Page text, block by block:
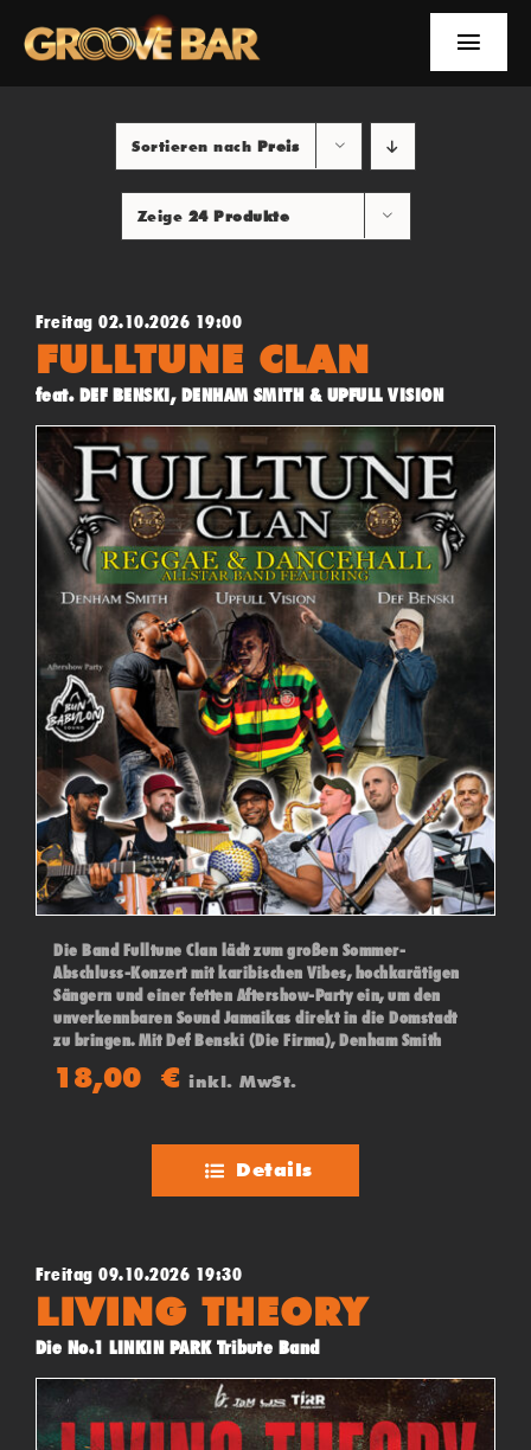
Inhalt
springen
Toggle
EVENTS
NEWS
YOUTUBE
INFOS
SUCHE
FACEBOOK
YOUTUBE
Sortieren nach Preis
Zeige 24 Produkte
Freitag 02.10.2026 19:00
FULLTUNE CLAN
feat. DEF BENSKI, DENHAM SMITH & UPFULL VISION
Die Band Fulltune Clan lädt zum großen Sommer-
Abschluss-Konzert mit karibischen Vibes, hochkarätigen
Sängern und einer fetten Aftershow-Party ein, um den
unverkennbaren Sound Jamaikas direkt in die Domstadt
zu bringen. Mit Def Benski (Die Firma), Denham Smith
18,00€ inkl. MwSt.
Details
Freitag 09.10.2026 19:30
LIVING THEORY
Die No.1 LINKIN PARK Tribute Band